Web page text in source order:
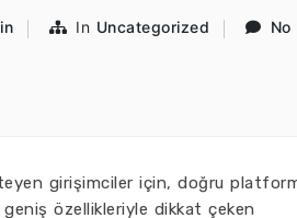
In Uncategorized No
girişimciler için, doğru
özellikleriyle dikkat çeken